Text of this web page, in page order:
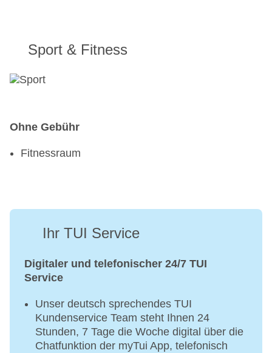
Sport & Fitness
Ohne Gebühr
Fitnessraum
Ihr TUI Service
Digitaler und telefonischer 24/7 TUI
Service
Unser deutsch sprechendes TUI
Kundenservice Team steht Ihnen 24
Stunden, 7 Tage die Woche digital über die
Chatfunktion der myTui App, telefonisch